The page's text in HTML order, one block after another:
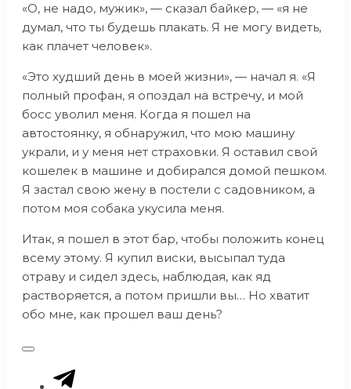
«О, не надо, мужик», — сказал байкер, — «я не
думал, что ты будешь плакать. Я не могу видеть,
как плачет человек».
«Это худший день в моей жизни», — начал я. «Я
полный профан, я опоздал на встречу, и мой
босс уволил меня. Когда я пошел на
автостоянку, я обнаружил, что мою машину
украли, и у меня нет страховки. Я оставил свой
кошелек в машине и добирался домой пешком.
Я застал свою жену в постели с садовником, а
потом моя собака укусила меня.
Итак, я пошел в этот бар, чтобы положить конец
всему этому. Я купил виски, высыпал туда
отраву и сидел здесь, наблюдая, как яд
растворяется, а потом пришли вы… Но хватит
обо мне, как прошел ваш день?